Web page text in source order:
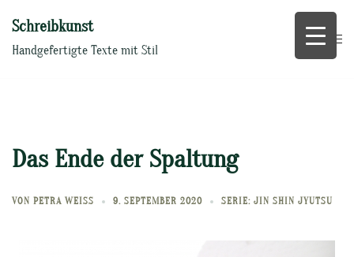
Inhalt
springen
Schreibkunst
Handgefertigte Texte mit Stil
Das Ende der Spaltung
VON PETRA WEISS 9. SEPTEMBER 2020 SERIE: JIN SHIN JYUTSU